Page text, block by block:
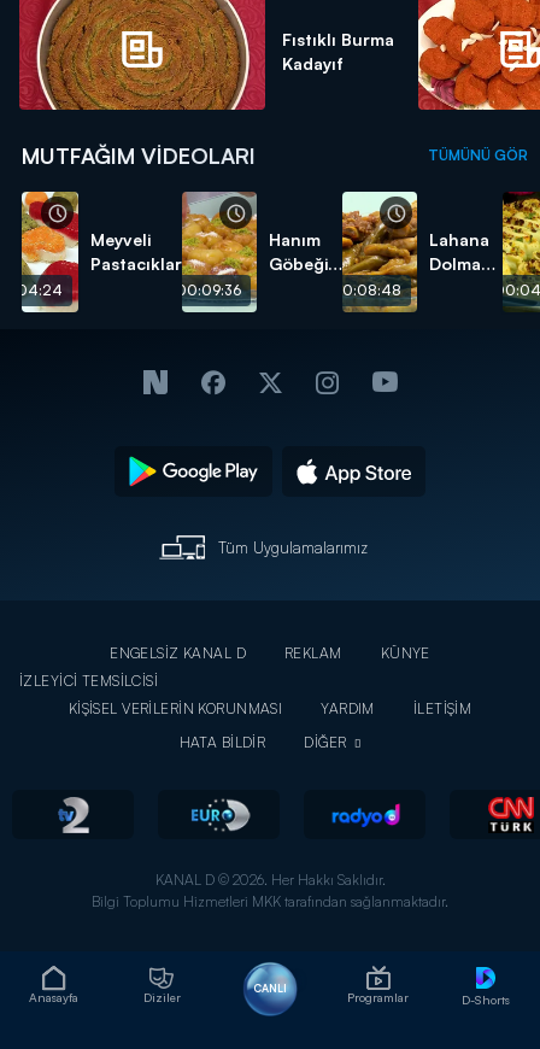
Anasayfa Diziler
CANLI
Programlar D-Shorts
Fıstıklı Burma
Kadayıf
MUTFAĞIM VIDEOLARI TÜMÜNÜ GÖR
Meyveli
Pastacıklar
00:09:36
Hanım
Göbeği
00:08:48
Lahana
Dolması
Tüm Uygulamalarımız
ENGELSİZ KANAL D REKLAM
KÜNYE
İZLEYİCİ TEMSİLCİSİ
KİŞİSEL VERİLERİN KORUNMASI
YARDIM
İLETİŞİM
HATA BİLDİR
DİĞER
KANAL D © 2026. Her Hakkı Saklıdır.
Bilgi Toplumu Hizmetleri MKK tarafından sağlanmaktadır.